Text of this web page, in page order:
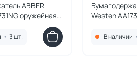
ABBER
оружейная
• 3 шт.
Westen
В наличии •